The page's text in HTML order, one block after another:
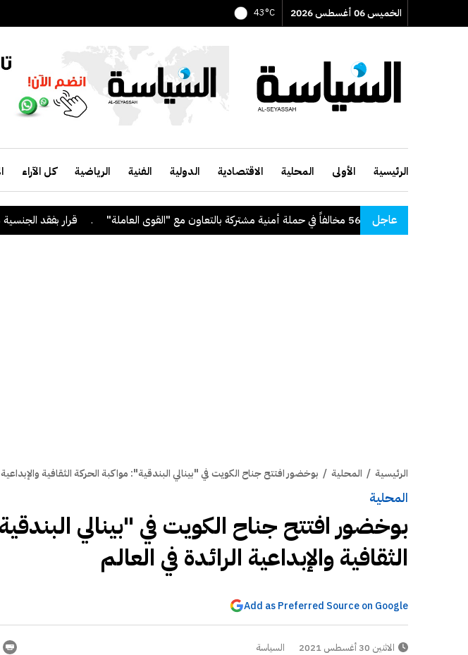
الخميس 06 أغسطس 2026 43°C
الرئيسية الأولى المحلية الاقتصادية الدولية الفنية الرياضية كل الآراء
عاجل"الداخلية": ضبط 56 مخالفاً في حملة أمنية مشتركة بالتعاون مع "القوى العاملة" . قرار بفقد الجنسية من 9 أشخاص
الرئيسية / المحلية / بوخضور افتتح جناح الكويت في "بينالي البندقية": مواكبة الحركة الثقافية والإبداعية
المحلية
بوخضور افتتح جناح الكويت في "بينالي
الثقافية والإبداعية الرائدة في العالم
Add as Preferred Source on Google
الاثنين 30 أغسطس 2021 السياسة